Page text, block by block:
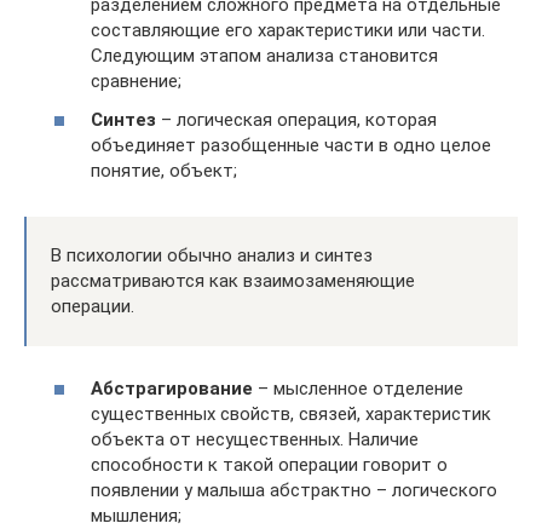
разделением сложного предмета на отдельные
составляющие его характеристики или части.
Следующим этапом анализа становится
сравнение;
Синтез – логическая операция, которая
объединяет разобщенные части в одно целое
понятие, объект;
В психологии обычно анализ и синтез
рассматриваются как взаимозаменяющие
операции.
Абстрагирование – мысленное отделение
существенных свойств, связей, характеристик
объекта от несущественных. Наличие
способности к такой операции говорит о
появлении у малыша абстрактно – логического
мышления;